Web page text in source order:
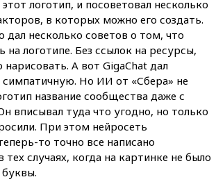
логотип, и посоветовал несколько
в которых можно его создать.
дал несколько советов о том, что
на логотипе. Без ссылок на ресурсы,
нарисовать. А вот GigaChat дал
симпатичную. Но ИИ от «Сбера» не
название сообщества даже с
вписывал туда что угодно, но только
При этом нейросеть
то точно все написано
тех случаях, когда на картинке не было